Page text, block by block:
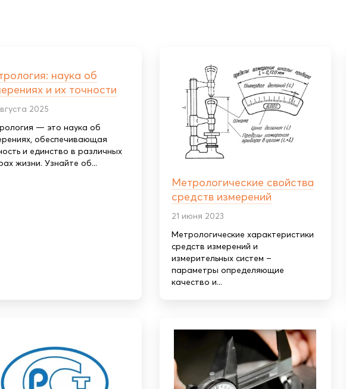
наука об
и их точности
2025
— это наука об
обеспечивающая
и единство в различных
жизни. Узнайте об...
Метрологические свойства
средств измерений
21 июня 2023
Метрологические характеристики
средств измерений и
измерительных систем –
параметры определяющие
качество и...